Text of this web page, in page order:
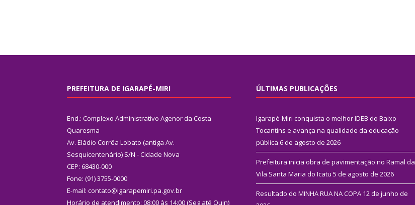
PREFEITURA DE IGARAPÉ-MIRI
End.: Complexo Administrativo Agenor da Costa
Quaresma
Av. Eládio Corrêa Lobato (antiga Av.
Sesquicentenário) S/N - Cidade Nova
CEP: 68430-000
Fone: (91) 3755-0000
E-mail: contato@igarapemiri.pa.gov.br
Horário de atendimento: 08:00 às 14:00 (Seg até Quin)
ÚLTIMAS PUBLICAÇÕES
Igarapé-Miri conquista o melhor IDEB do Baixo
Tocantins e avança na qualidade da educação
pública 6 de agosto de 2026
Prefeitura inicia obra de pavimentação no Ramal da
Vila Santa Maria do Icatu 5 de agosto de 2026
Resultado do MINHA RUA NA COPA 12 de junho de